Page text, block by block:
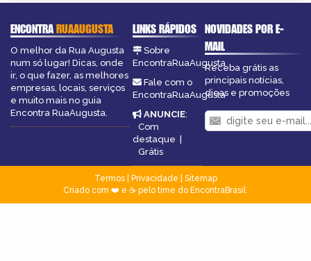
ENCONTRARUAAUGUSTA
O melhor da Rua Augusta
num só lugar! Dicas, onde
ir, o que fazer, as melhores
empresas, locais, serviços
e muito mais no guia
Encontra RuaAugusta.
LINKS RÁPIDOS
Sobre
EncontraRuaAugusta
Fale com o
EncontraRuaAugusta
ANUNCIE:
Com
destaque |
Grátis
NOVIDADES POR E-
MAIL
Receba grátis as
principais notícias,
dicas e promoções
Termos| Privacidade
Sitemap
Criado com ❤️ e ☕ pelo time do EncontraBrasil